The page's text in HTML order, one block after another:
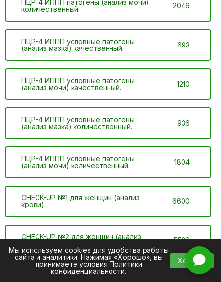
ПЦР-4 ИППП патогены (анализ мочи)
количественный.
2046
ПЦР-4 ИППП условные патогены
(анализ мазка) качественный.
693
ПЦР-4 ИППП условные патогены
(анализ мочи) качественный.
1210
ПЦР-4 ИППП условные патогены
(анализ мазка) количественный.
936
ПЦР-4 ИППП условные патогены
(анализ мочи) количественный.
1804
CHECK-UP №1 для женщин (анализ
крови).
6600
CHECK-UP №2 для женщин (анализ
5539
Адреногенитальный комплекс
Мы используем cookies для удобства работы
сайта и аналитики. Нажимая «Хорошо», вы
принимаете условия Политики
конфиденциальности.
Хорошо